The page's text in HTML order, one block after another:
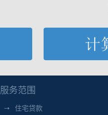
服务范围
住宅贷款